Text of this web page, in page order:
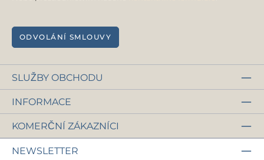
ODVOLÁNÍ SMLOUVY
SLUŽBY OBCHODU
INFORMACE
KOMERČNÍ ZÁKAZNÍCI
NEWSLETTER